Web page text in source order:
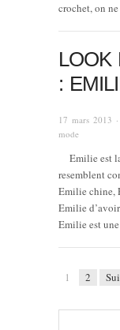
crochet, on
LOOK
:
17 mars 2013
mode
Emilie est
resemblent
Emilie chine,
Emilie
Emilie est
1 2